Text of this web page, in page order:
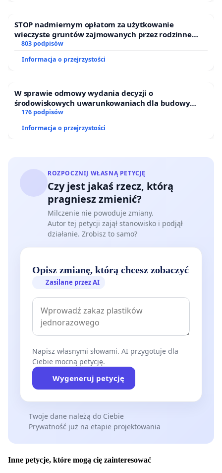
STOP nadmiernym opłatom za użytkowanie
wieczyste gruntów zajmowanych przez rodzinne
ogrody działkowe.
803 podpisów
Informacja o przejrzystości
W sprawie odmowy wydania decyzji o
środowiskowych uwarunkowaniach dla budowy
zakładu wytwarzania biometanu „Krynki” w
Puszczy Knyszyńskiej
176 podpisów
Informacja o przejrzystości
ROZPOCZNIJ WŁASNĄ PETYCJĘ
Czy jest jakaś rzecz, którą
pragniesz zmienić?
Milczenie nie powoduje zmiany.
Autor tej petycji zajął stanowisko i podjął
działanie. Zrobisz to samo?
Opisz zmianę, którą chcesz zobaczyć
Zasilane przez AI
Napisz własnymi słowami. AI przygotuje dla
Ciebie mocną petycję.
Wygeneruj petycję
Twoje dane należą do Ciebie
Prywatność już na etapie projektowania
Inne petycje, które mogą cię zainteresować